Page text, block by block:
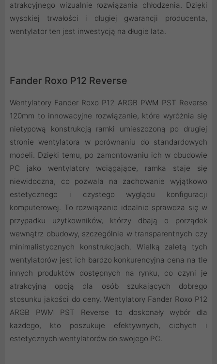
atrakcyjnego wizualnie rozwiązania chłodzenia. Dzięki
wysokiej trwałości i długiej gwarancji producenta,
wentylator ten jest inwestycją na długie lata.
Fander Roxo P12 Reverse
Wentylatory Fander Roxo P12 ARGB PWM PST Reverse
120mm to innowacyjne rozwiązanie, które wyróżnia się
nietypową konstrukcją ramki umieszczoną po drugiej
stronie wentylatora w porównaniu do standardowych
modeli. Dzięki temu, po zamontowaniu ich w obudowie
PC jako wentylatory wciągające, ramka staje się
niewidoczna, co pozwala na zachowanie wyjątkowo
estetycznego i czystego wyglądu konfiguracji
komputerowej. To rozwiązanie idealnie sprawdza się w
przypadku użytkowników, którzy dbają o porządek
wewnątrz obudowy, szczególnie w transparentnych czy
minimalistycznych konstrukcjach. Wielką zaletą tych
wentylatorów jest ich bardzo konkurencyjna cena na tle
innych produktów dostępnych na rynku, co czyni je
atrakcyjną opcją dla osób szukających dobrego
stosunku jakości do ceny. Wentylatory Fander Roxo P12
ARGB PWM PST Reverse to doskonały wybór dla
każdego, kto poszukuje efektywnych, cichych i
estetycznych wentylatorów do swojego PC.